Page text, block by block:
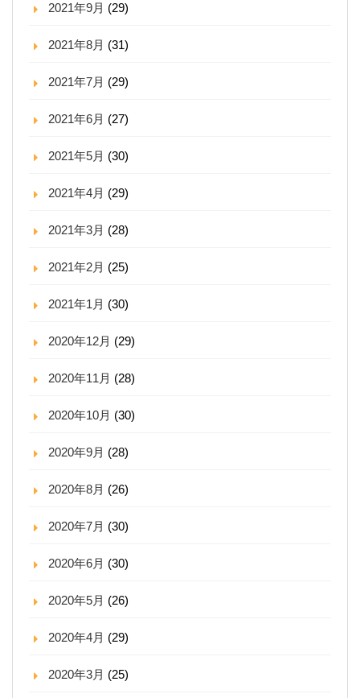
2021年9月 (29)
2021年8月 (31)
2021年7月 (29)
2021年6月 (27)
2021年5月 (30)
2021年4月 (29)
2021年3月 (28)
2021年2月 (25)
2021年1月 (30)
2020年12月 (29)
2020年11月 (28)
2020年10月 (30)
2020年9月 (28)
2020年8月 (26)
2020年7月 (30)
2020年6月 (30)
2020年5月 (26)
2020年4月 (29)
2020年3月 (25)